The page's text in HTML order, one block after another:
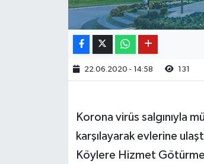
22.06.2020 - 14:58 131
Korona virüs salgınıyla
karşılayarak evlerine
Köylere Hizmet